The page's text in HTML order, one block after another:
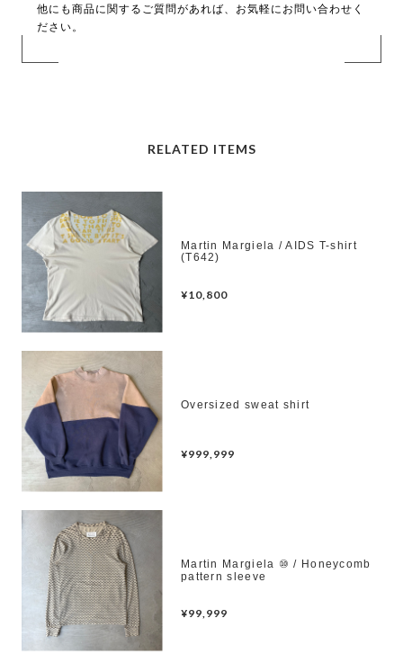
他にも商品に関するご質問があれば、お気軽にお問い合わせく
ださい。
RELATED ITEMS
Martin Margiela / AIDS T-shirt
(T642)
¥10,800
Oversized sweat shirt
¥999,999
Martin Margiela ⑩ / Honeycomb
pattern sleeve
¥99,999